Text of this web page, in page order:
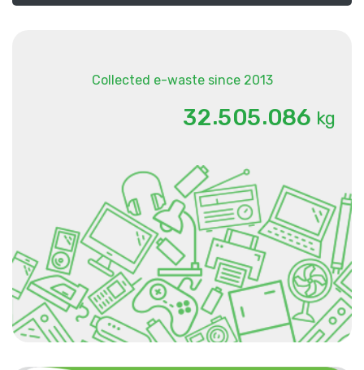
Collected e-waste since 2013
32.505.086 kg